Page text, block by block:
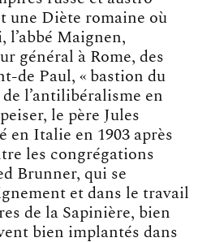
une Diète romaine où
l’abbé Maignen,
général à Rome, des
de Paul, « bastion du
l’antilibéralisme en
le père Jules
en Italie en 1903 après
les congrégations
Brunner, qui se
et dans le travail
de la Sapinière, bien
bien implantés dans